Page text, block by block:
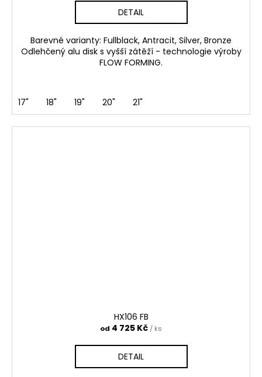
DETAIL
Barevné varianty: Fullblack, Antracit, Silver, Bronze
Odlehčený alu disk s vyšší zátěží - technologie výroby
FLOW FORMING.
17" 18" 19" 20" 21"
HX106 FB
od 4 725 Kč / ks
DETAIL